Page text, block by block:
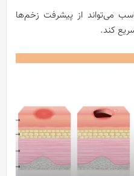
می‌تواند از پیشرفت زخم‌ها
کند.